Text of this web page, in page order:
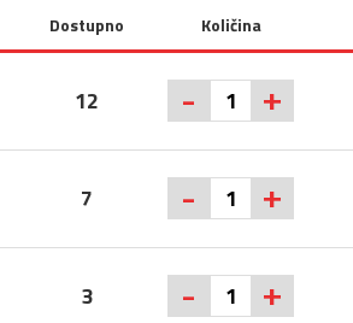
Dostupno Količina
12 - +
7 - +
3 - +